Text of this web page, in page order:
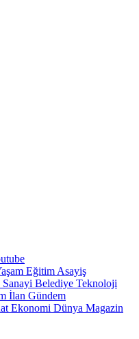
Eğitim Asayiş
Sanayi Belediye Teknoloji
İlan Gündem
Ekonomi Dünya Magazin